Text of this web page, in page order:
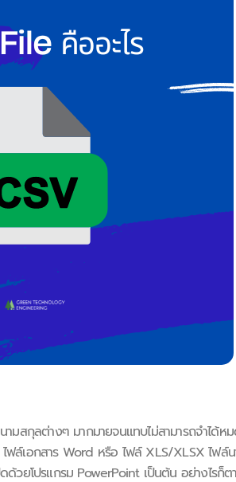
มสกุลต่างๆ มากมายจนแทบไม่สามารถจำได้ห
ฟล์เอกสาร Word หรือ ไฟล์ XLS/XLSX ไฟล์
ด้วยโปรแกรม PowerPoint เป็นต้น อย่างไรก็